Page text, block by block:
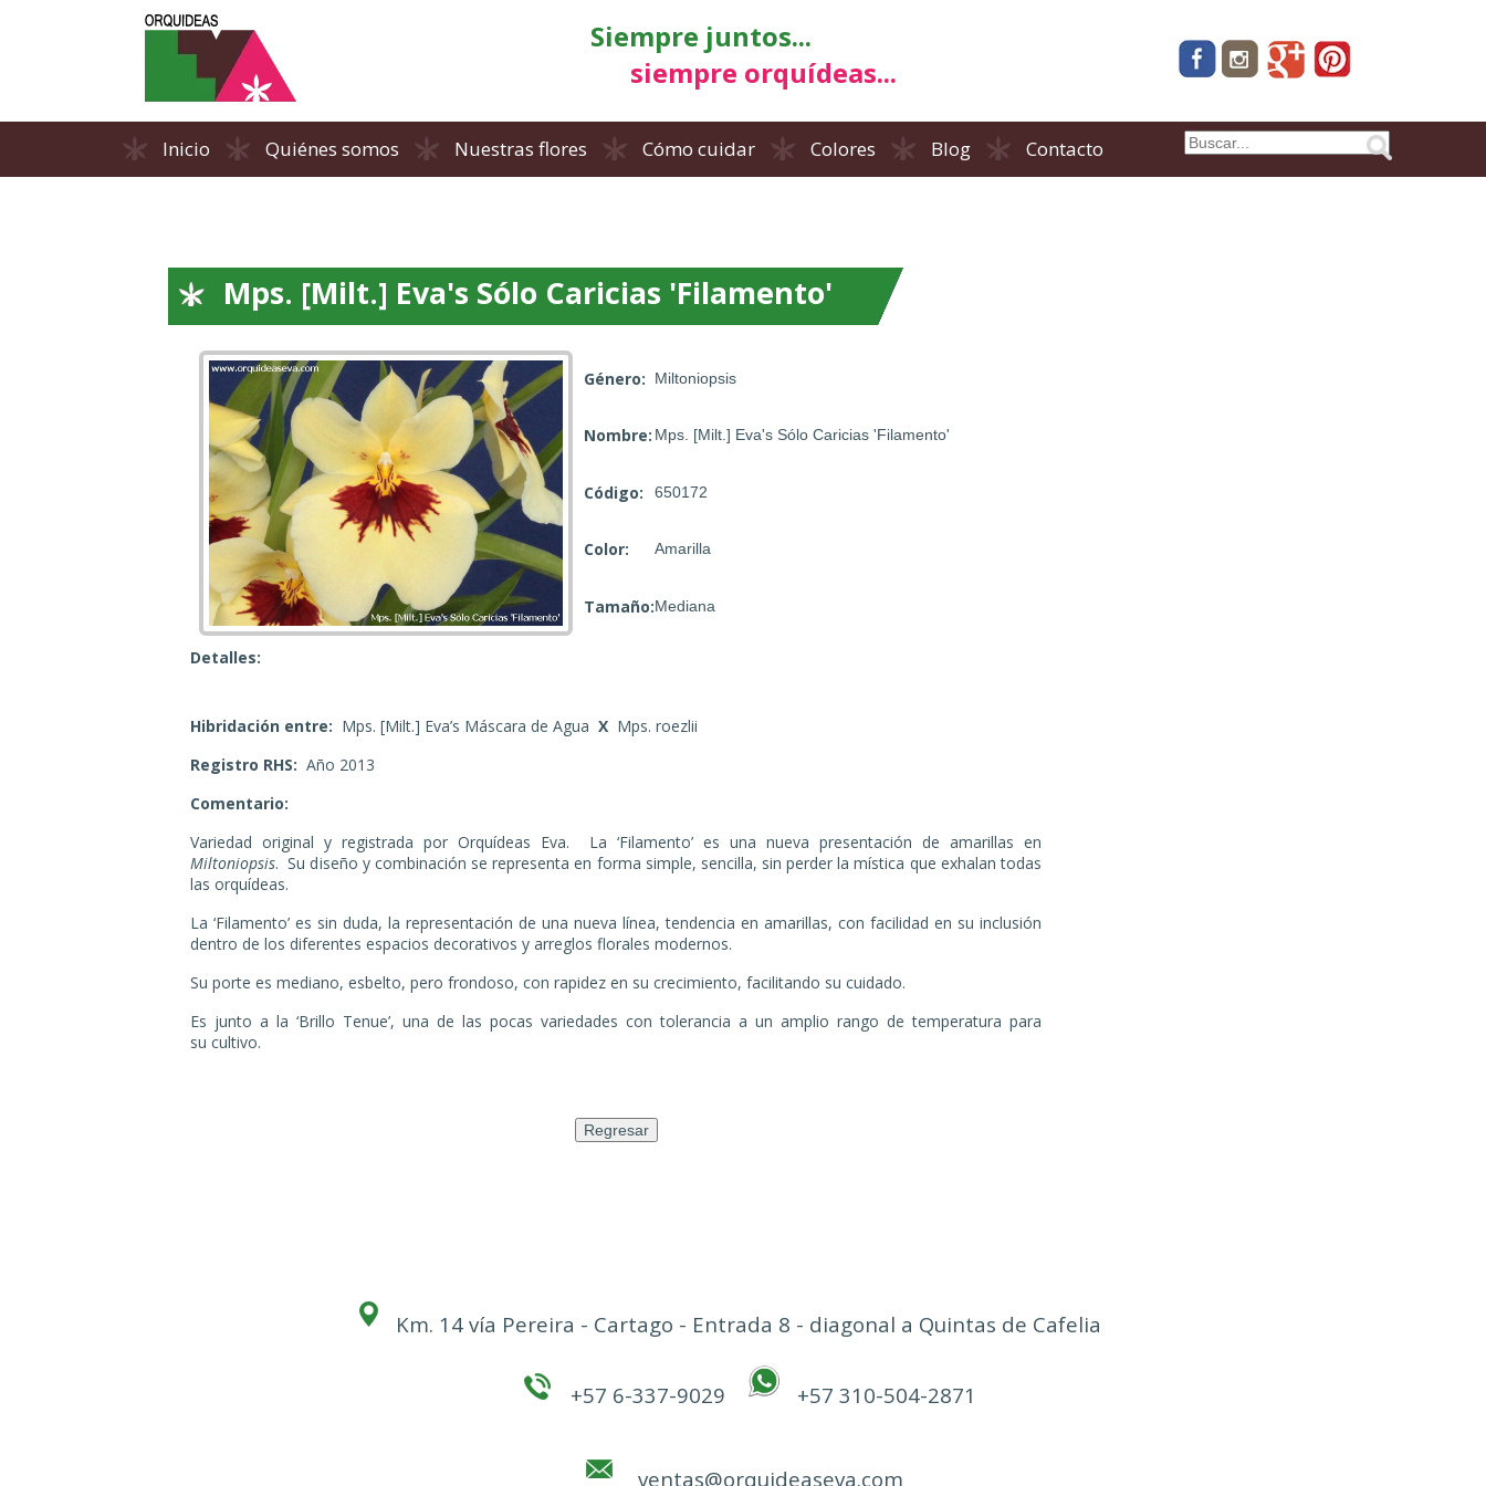
Siempre juntos...
siempre orquídeas...
Inicio Quiénes somos Nuestras flores Cómo cuidar Colores Blog Contacto
Mps. [Milt.] Eva's Sólo Caricias 'Filamento'
Género: Miltoniopsis
Nombre: Mps. [Milt.] Eva's Sólo Caricias 'Filamento'
Código: 650172
Color: Amarilla
Tamaño:Mediana
Detalles:
Hibridación entre: Mps. [Milt.] Eva’s Máscara de Agua X Mps. roezlii
Registro RHS: Año 2013
Comentario:
Variedad original y registrada por Orquídeas Eva. La ‘Filamento’ es una nueva presentación de amarillas en
Miltoniopsis. Su diseño y combinación se representa en forma simple, sencilla, sin perder la mística que exhalan todas
las orquídeas.
La ‘Filamento’ es sin duda, la representación de una nueva línea, tendencia en amarillas, con facilidad en su inclusión
dentro de los diferentes espacios decorativos y arreglos florales modernos.
Su porte es mediano, esbelto, pero frondoso, con rapidez en su crecimiento, facilitando su cuidado.
Es junto a la ‘Brillo Tenue’, una de las pocas variedades con tolerancia a un amplio rango de temperatura para
su cultivo.
Km. 14 vía Pereira - Cartago - Entrada 8 - diagonal a Quintas de Cafelia
+57 6-337-9029 +57 310-504-2871
ventas@orquideaseva.com